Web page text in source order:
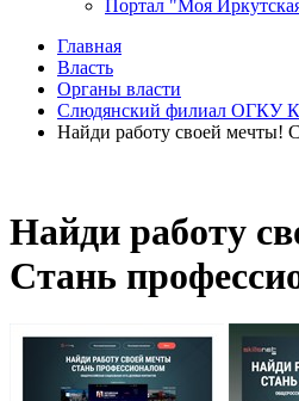
Портал "Моя
Главная
Власть
Органы власти
Слюдянский филиал ОГКУ
Найди работу своей мечты!
Найди работу
Стань